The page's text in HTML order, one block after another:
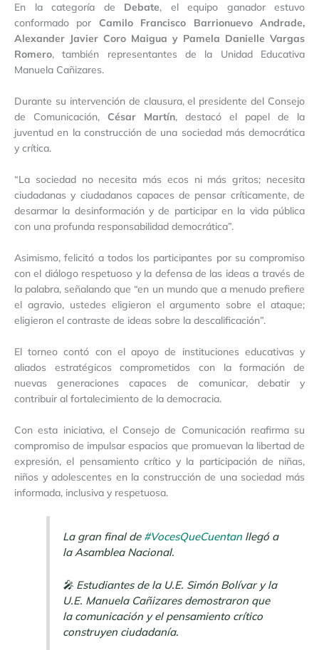
En la categoría de Debate, el equipo ganador estuvo
conformado por Camilo Francisco Barrionuevo Andrade,
Alexander Javier Coro Maigua y Pamela Danielle Vargas
Romero, también representantes de la Unidad Educativa
Manuela Cañizares.
Durante su intervención de clausura, el presidente del Consejo
de Comunicación, César Martín, destacó el papel de la
juventud en la construcción de una sociedad más democrática
y crítica.
“La sociedad no necesita más ecos ni más gritos; necesita
ciudadanas y ciudadanos capaces de pensar críticamente, de
desarmar la desinformación y de participar en la vida pública
con una profunda responsabilidad democrática”.
Asimismo, felicitó a todos los participantes por su compromiso
con el diálogo respetuoso y la defensa de las ideas a través de
la palabra, señalando que “en un mundo que a menudo prefiere
el agravio, ustedes eligieron el argumento sobre el ataque;
eligieron el contraste de ideas sobre la descalificación”.
El torneo contó con el apoyo de instituciones educativas y
aliados estratégicos comprometidos con la formación de
nuevas generaciones capaces de comunicar, debatir y
contribuir al fortalecimiento de la democracia.
Con esta iniciativa, el Consejo de Comunicación reafirma su
compromiso de impulsar espacios que promuevan la libertad de
expresión, el pensamiento crítico y la participación de niñas,
niños y adolescentes en la construcción de una sociedad más
informada, inclusiva y respetuosa.
La gran final de #VocesQueCuentan llegó a
la Asamblea Nacional.
🎤 Estudiantes de la U.E. Simón Bolívar y la
U.E. Manuela Cañizares demostraron que
la comunicación y el pensamiento crítico
construyen ciudadanía.